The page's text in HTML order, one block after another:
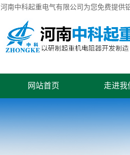
河南中科起重电气有限公司为您免费提供
网站首页 走进我